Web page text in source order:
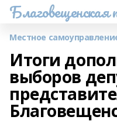
Благовещенская
Местное
Итоги
выборов